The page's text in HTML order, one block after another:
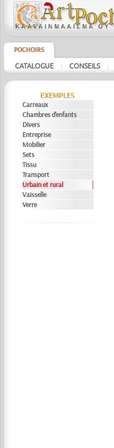
POCHOIRS
CATALOGUE | CONSEILS |
EXEMPLES
Carreaux
Chambres d'enfants
Divers
Entreprise
Mobilier
Sets
Tissu
Transport
Urbain et rural
Vaisselle
Verre